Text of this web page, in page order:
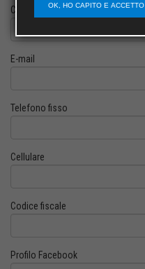
Cognome
E-mail
Telefono fisso
Cellulare
Codice fiscale
Profilo Facebook
OK, HO CAPITO E ACCETTO